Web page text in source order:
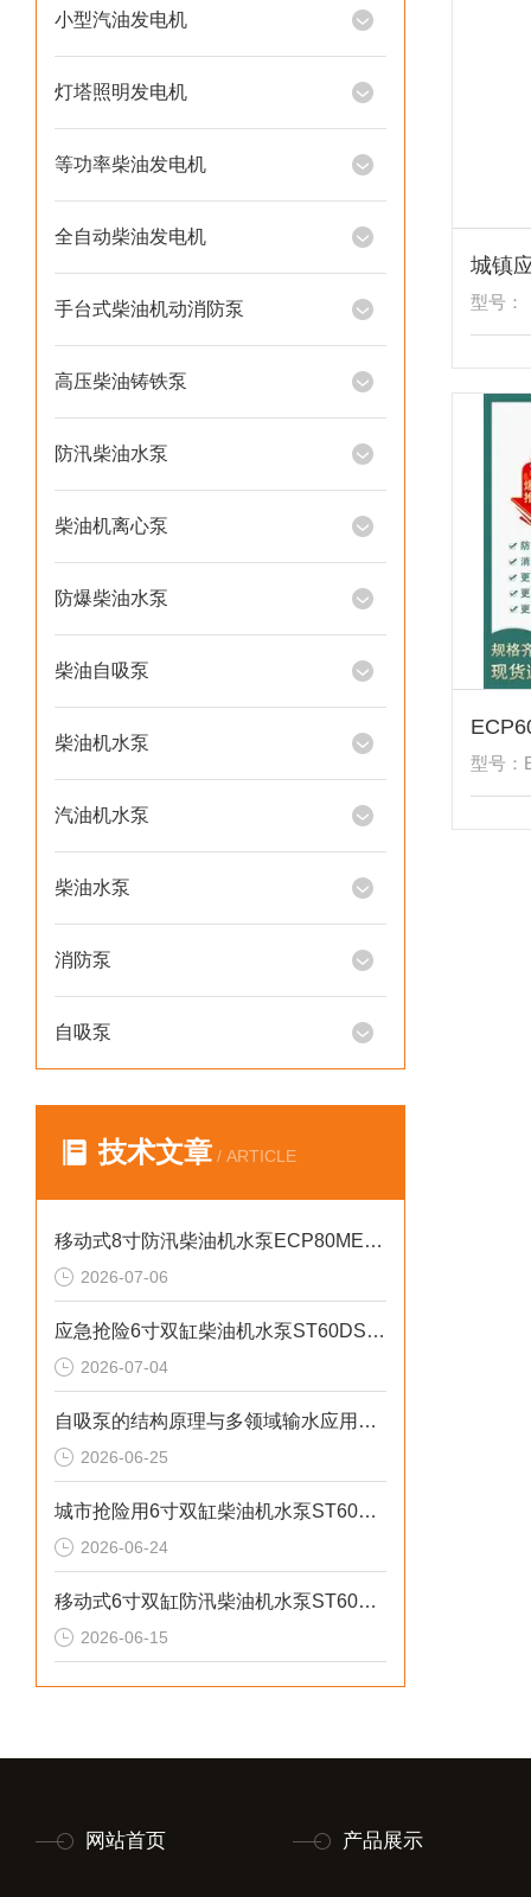
小型汽油发电机
灯塔照明发电机
等功率柴油发电机
全自动柴油发电机
手台式柴油机动消防泵
高压柴油铸铁泵
防汛柴油水泵
柴油机离心泵
防爆柴油水泵
柴油自吸泵
柴油机水泵
汽油机水泵
柴油水泵
消防泵
自吸泵
技术文章 / ARTICLE
移动式8寸防汛柴油机水泵ECP80ME产品介绍
2026-07-06
应急抢险6寸双缸柴油机水泵ST60DS产品介绍
2026-07-04
自吸泵的结构原理与多领域输水应用探析
2026-06-25
城市抢险用6寸双缸柴油机水泵ST60DS产品介绍
2026-06-24
移动式6寸双缸防汛柴油机水泵ST60SD产品介绍
2026-06-15
型号：
型号：
网站首页 产品展示